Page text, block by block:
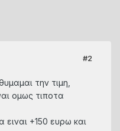
#2
την τιμη,
ομως τιποτα
+150 ευρω και